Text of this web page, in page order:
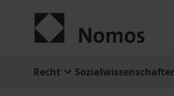
Recht